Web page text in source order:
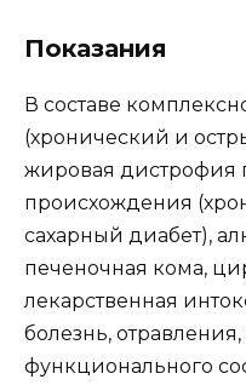
Показания
В составе
(хронический и
жировая дистрофия
происхождения
сахарный диабет),
печеночная кома,
лекарственная
болезнь,
функционального